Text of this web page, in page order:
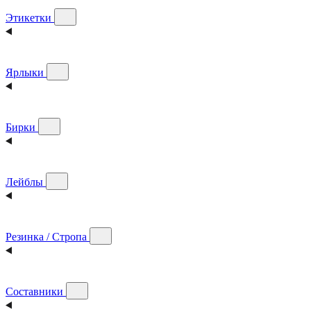
Этикетки
Ярлыки
Бирки
Лейблы
Резинка / Стропа
Составники